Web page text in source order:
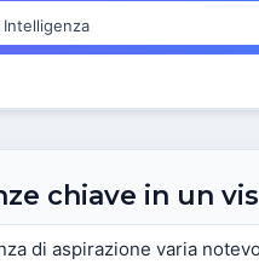
chiave in un
di aspirazione varia